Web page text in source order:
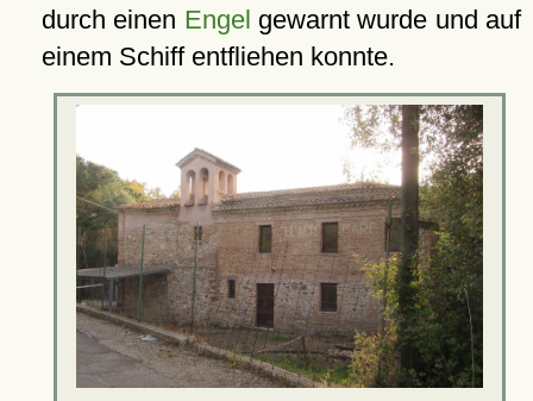
durch einen Engel gewarnt wurde und auf
einem Schiff entfliehen konnte.